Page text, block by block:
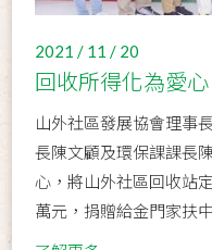
2021 / 11 / 20
回收所得化為愛
山外社區發展協會理事
長陳文顧及環保課課長
心，將山外社區回收站
萬元，捐贈給金門家扶